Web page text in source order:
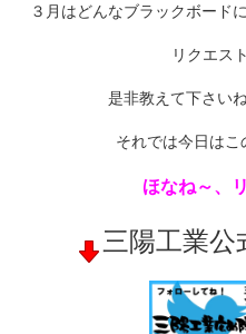
３月はどんなブラックボード
リクエス
是非教えて下さいね
それでは今日はこ
ほなね～、
三陽工業公